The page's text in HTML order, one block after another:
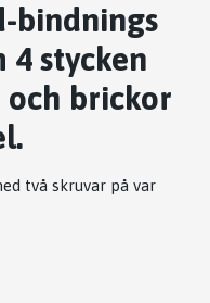
bindnings
4 stycken
och brickor
två skruvar på var